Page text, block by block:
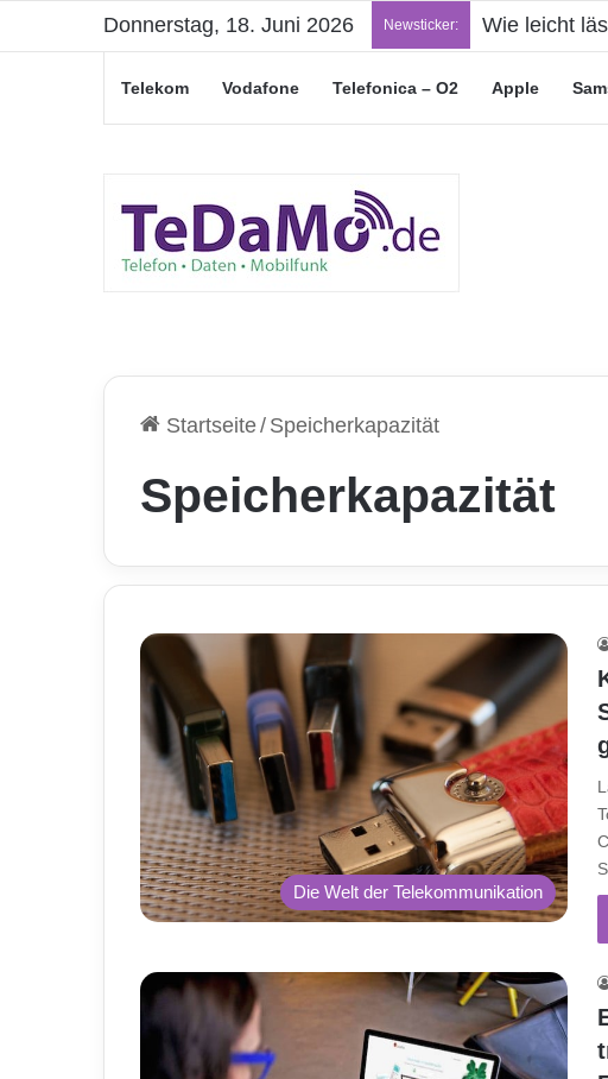
Donnerstag, 18. Juni 2026 Newsticker: Wie leicht
Telekom Vodafone Telefonica – O2 Apple
Startseite/ Speicherkapazität
Speicherkapazität
Die Welt der Telekommunikation